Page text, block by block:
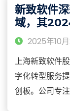
净化载体、汽
催化剂及
新致软件
域，其
2025年10
上海新致软件
字化转型服务
创板。公司专